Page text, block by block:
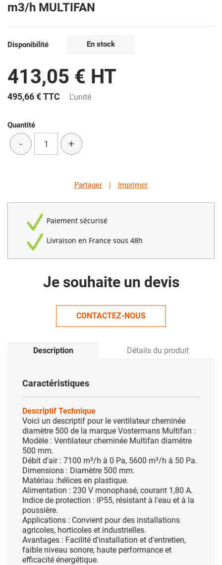
m3/h MULTIFAN
Disponibilité En stock
413,05 € HT
495,66 €TTC L'unité
Quantité
- +
Partager | Imprimer
Paiement sécurisé
Livraison en France sous 48h
Je souhaite un devis
CONTACTEZ-NOUS
Description Détails du produit
Caractéristiques
Descriptif Technique
Voici un descriptif pour le ventilateur cheminée
diamètre 500 de la marque Vostermans Multifan :
Modèle : Ventilateur cheminée Multifan diamètre
500 mm.
Débit d'air : 7100 m³/h à 0 Pa, 5600 m³/h à 50 Pa.
Dimensions : Diamètre 500 mm.
Matériau :hélices en plastique.
Alimentation : 230 V monophasé, courant 1,80 A.
Indice de protection : IP55, résistant à l'eau et à la
poussière.
Applications : Convient pour des installations
agricoles, horticoles et industrielles.
Avantages : Facilité d'installation et d'entretien,
faible niveau sonore, haute performance et
efficacité énergétique.